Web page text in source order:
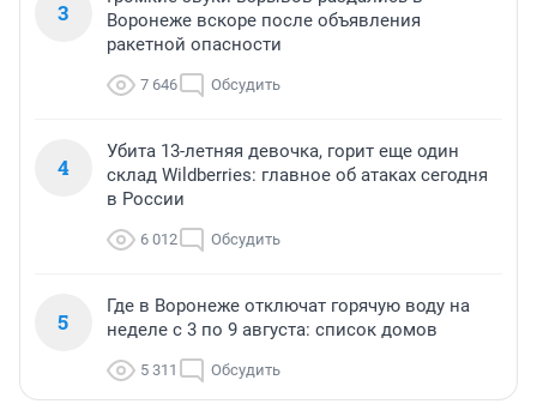
3
Воронеже вскоре после объявления
ракетной опасности
7 646 Обсудить
4
Убита 13-летняя девочка, горит еще один
склад Wildberries: главное об атаках сегодня
в России
6 012 Обсудить
5
Где в Воронеже отключат горячую воду на
неделе с 3 по 9 августа: список домов
5 311 Обсудить